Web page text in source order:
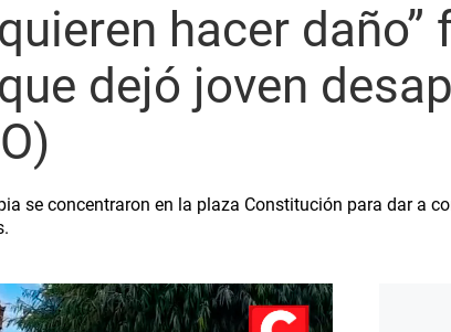
hacer daño”
dejó joven
se concentraron en la plaza Constitución para dar a